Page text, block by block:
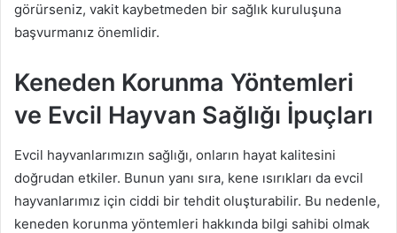
görürseniz, vakit kaybetmeden bir sağlık kuruluşuna
başvurmanız önemlidir.
Keneden Korunma Yöntemleri
ve Evcil Hayvan Sağlığı İpuçları
Evcil hayvanlarımızın sağlığı, onların hayat kalitesini
doğrudan etkiler. Bunun yanı sıra, kene ısırıkları da evcil
hayvanlarımız için ciddi bir tehdit oluşturabilir. Bu nedenle,
keneden korunma yöntemleri hakkında bilgi sahibi olmak